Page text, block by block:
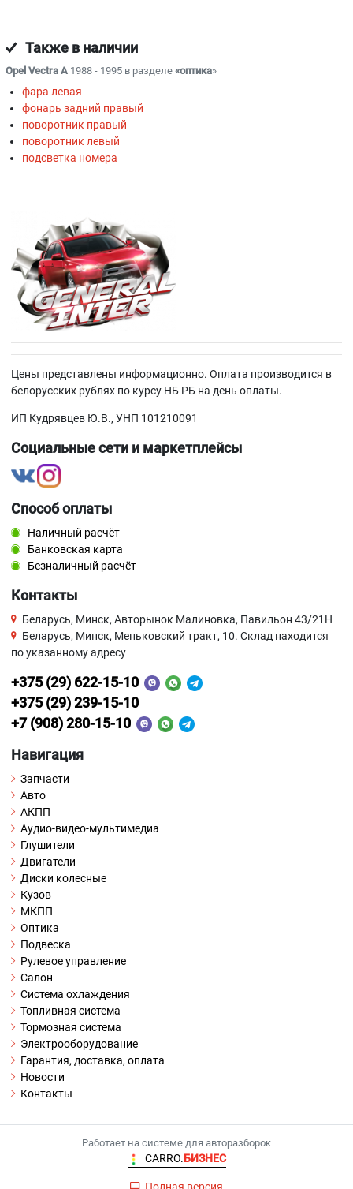
Также в наличии
Opel Vectra A 1988 - 1995 в разделе «оптика»
фара левая
фонарь задний правый
поворотник правый
поворотник левый
подсветка номера
Цены представлены информационно. Оплата производится в
белорусских рублях по курсу НБ РБ на день оплаты.
ИП Кудрявцев Ю.В., УНП 101210091
Социальные сети и маркетплейсы
Способ оплаты
Наличный расчёт
Банковская карта
Безналичный расчёт
Контакты
Беларусь, Минск, Авторынок Малиновка, Павильон 43/21Н
Беларусь, Минск, Меньковский тракт, 10. Склад находится
по указанному адресу
+375 (29) 622-15-10
+375 (29) 239-15-10
+7 (908) 280-15-10
Навигация
Запчасти
Авто
АКПП
Аудио-видео-мультимедиа
Глушители
Двигатели
Диски колесные
Кузов
МКПП
Оптика
Подвеска
Рулевое управление
Салон
Система охлаждения
Топливная система
Тормозная система
Электрооборудование
Гарантия, доставка, оплата
Новости
Контакты
Работает на системе для авторазборок
CARRO.БИЗНЕС